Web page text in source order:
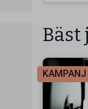
Bäst
KAMPANJ